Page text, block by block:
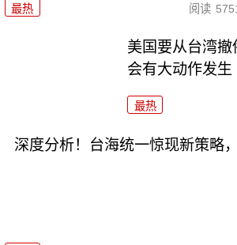
最热 阅读
美国要从台湾
会有大动作发生
最热
深度分析！台海统一惊现新策略